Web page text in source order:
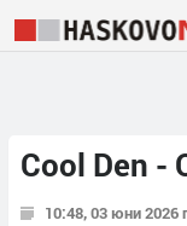
Cool Den -
10:48, 03 юни 2026